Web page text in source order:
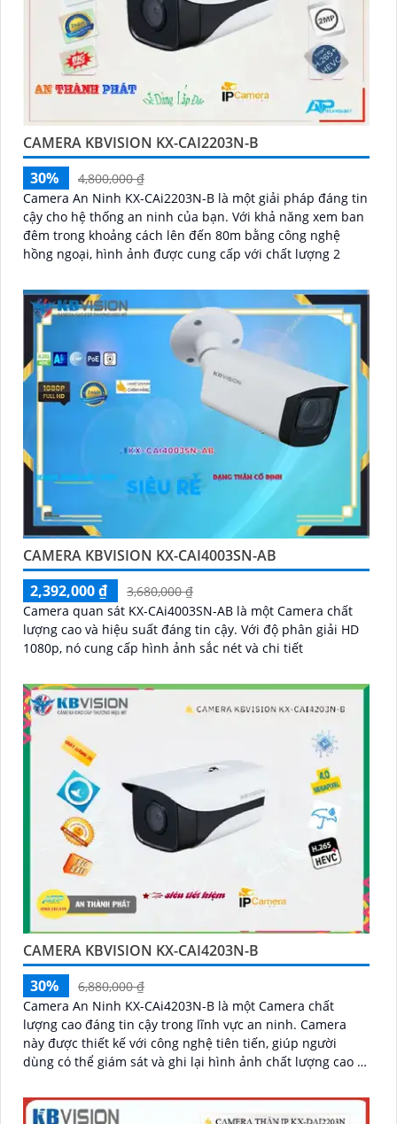
CAMERA KBVISION KX-CAI2203N-B
30%
4,800,000 ₫
Camera An Ninh KX-CAi2203N-B là một giải pháp đáng tin
cậy cho hệ thống an ninh của bạn. Với khả năng xem ban
đêm trong khoảng cách lên đến 80m bằng công nghệ
hồng ngoại, hình ảnh được cung cấp với chất lượng 2
CAMERA KBVISION KX-CAI4003SN-AB
2,392,000 ₫
3,680,000 ₫
Camera quan sát KX-CAi4003SN-AB là một Camera chất
lượng cao và hiệu suất đáng tin cậy. Với độ phân giải HD
1080p, nó cung cấp hình ảnh sắc nét và chi tiết
CAMERA KBVISION KX-CAI4203N-B
30%
6,880,000 ₫
Camera An Ninh KX-CAi4203N-B là một Camera chất
lượng cao đáng tin cậy trong lĩnh vực an ninh. Camera
này được thiết kế với công nghệ tiên tiến, giúp người
dùng có thể giám sát và ghi lại hình ảnh chất lượng cao ở